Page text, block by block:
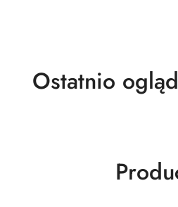
Produkty
Ostatnio